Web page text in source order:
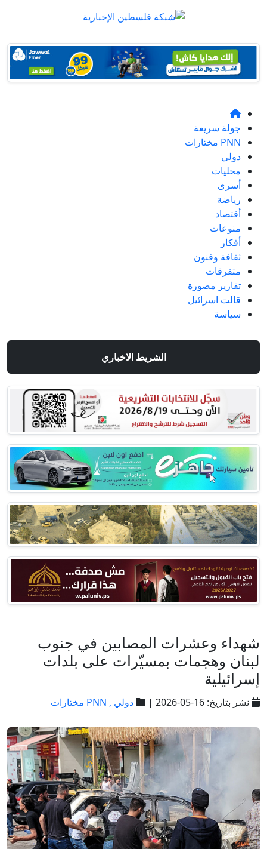
جولة سريعة
PNN مختارات
دولي
محليات
أسرى
رياضة
أقتصاد
منوعات
أفكار
ثقافة وفنون
متفرقات
تقارير مصورة
قالت اسرائيل
سياسة
الشريط الاخباري
شهداء وعشرات المصابين في جنوب
لبنان وهجمات بمسيّرات على بلدات
إسرائيلية
نشر بتاريخ: 16-05-2026 | دولي , PNN مختارات